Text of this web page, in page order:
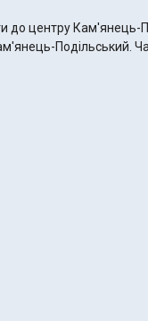
до центру Кам'янець-
Подільський.